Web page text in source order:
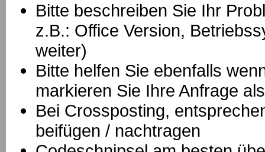
Bitte beschreiben Sie Ihr
z.B.: Office Version,
weiter)
Bitte helfen Sie ebenfalls
markieren Sie Ihre Anfrage
Bei Crossposting,
beifügen / nachtragen